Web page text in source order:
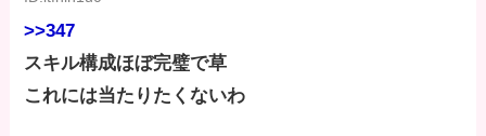
>>347
スキル構成ほぼ完璧で草
これには当たりたくないわ